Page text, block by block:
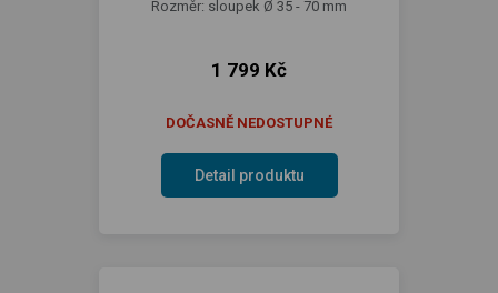
Rozměr: sloupek Ø 35 - 70 mm
1 799 Kč
DOČASNĚ NEDOSTUPNÉ
Detail produktu